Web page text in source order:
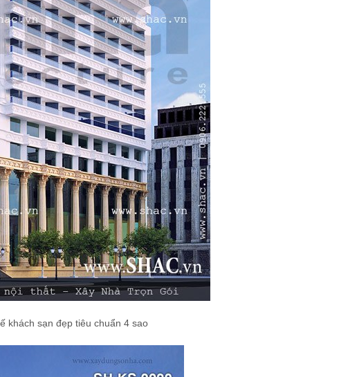
khách sạn đẹp tiêu chuẩn 4 sao